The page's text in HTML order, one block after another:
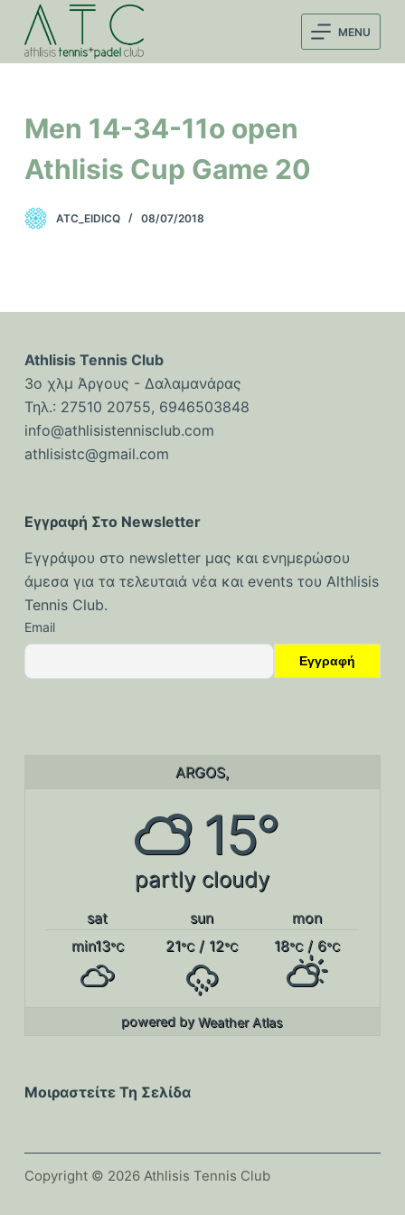
ε
τ
α
σ
χ
ό
ο
MENU
Men 14-34-11o open
Athlisis Cup Game 20
ATC_EIDICQ 08/07/2018
Athlisis Tennis Club
3ο χλμ Άργους - Δαλαμανάρας
Τηλ.: 27510 20755, 6946503848
info@athlisistennisclub.com
athlisistc@gmail.com
Εγγραφή Στο Newsletter
Εγγράψου στο newsletter μας και ενημερώσου
άμεσα για τα τελευταιά νέα και events του Althlisis
Tennis Club.
Email
ARGOS,
15°
partly cloudy
sat sun
mon
min13°C 21°C/ 12°C 18°C/ 6°C
powered byWeather Atlas
Μοιραστείτε Τη Σελίδα
Copyright © 2026 Athlisis Tennis Club